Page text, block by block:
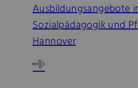
Ausbildungsangebote
Sozialpädagogik und
Hannover